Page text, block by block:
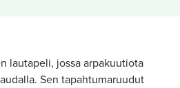
lautapeli, jossa arpakuutiota
Sen tapahtumaruudut